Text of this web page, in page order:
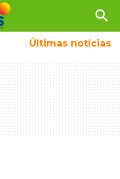
search
Últimas notícias